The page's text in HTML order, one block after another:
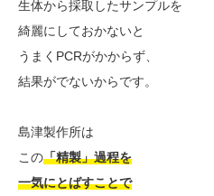
生体から採取したサンプルを
綺麗にしておかないと
うまくPCRがかからず、
結果がでないからです。
島津製作所は
この「精製」過程を
一気にとばすことで